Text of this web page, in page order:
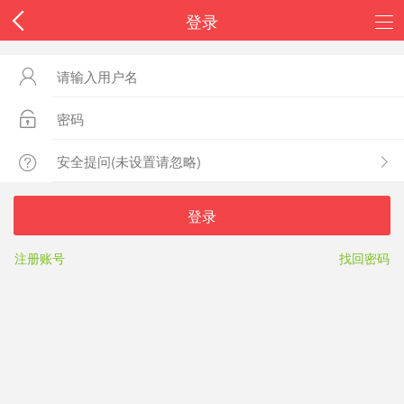
登录



登录
注册账号 找回密码